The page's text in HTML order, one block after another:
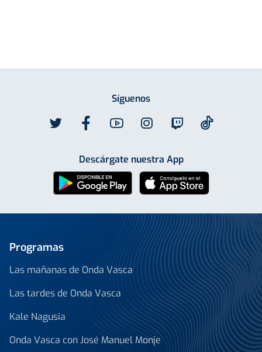
Síguenos
Descárgate nuestra App
Programas
Las mañanas de Onda Vasca
Las tardes de Onda Vasca
Kale Nagusia
Onda Vasca con José Manuel Monje